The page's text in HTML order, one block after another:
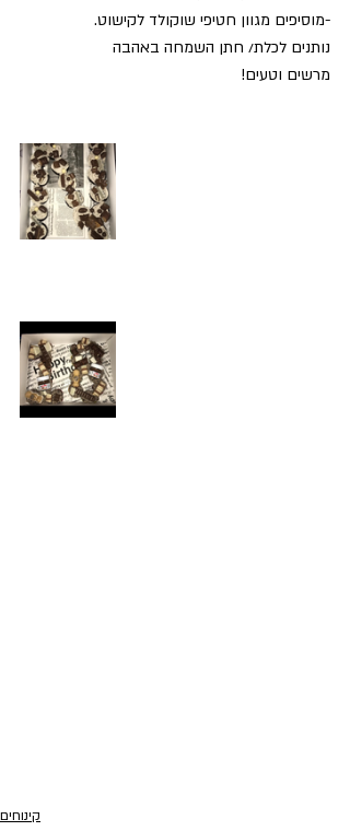
-מוסיפים מגוון חטיפי שוקולד לקישוט.
נותנים לכלת/ חתן השמחה באהבה
מרשים וטעים!
קינוחים